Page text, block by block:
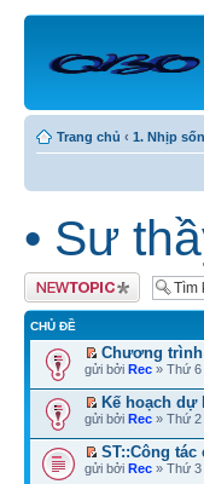
Trang chủ ‹ 1. Nhịp
• Sư
Tạo chủ đề mới
CHỦ ĐỀ
Chương trình
gửi bởi Rec » Thứ 6
Kế hoạch dự
gửi bởi Rec » Thứ 2
ST::Công
gửi bởi Rec » Thứ 3